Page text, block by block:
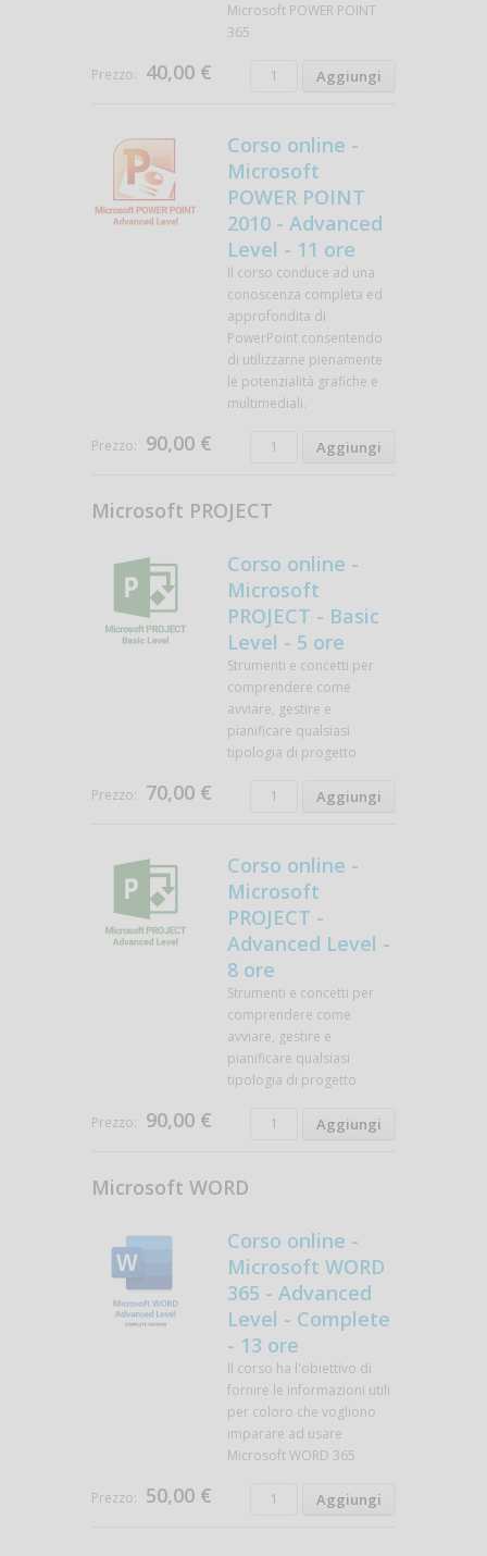
Microsoft POWER POINT
365
Prezzo: 40,00 €
Corso online -
Microsoft
POWER POINT
2010 - Advanced
Level - 11 ore
Il corso conduce ad una
conoscenza completa ed
approfondita di
PowerPoint consentendo
di utilizzarne pienamente
le potenzialità grafiche e
multimediali.
Prezzo: 90,00 €
Microsoft PROJECT
Corso online -
Microsoft
PROJECT - Basic
Level - 5 ore
Strumenti e concetti per
comprendere come
avviare, gestire e
pianificare qualsiasi
tipologia di progetto
Prezzo: 70,00 €
Corso online -
Microsoft
PROJECT -
Advanced Level -
8 ore
Strumenti e concetti per
comprendere come
avviare, gestire e
pianificare qualsiasi
tipologia di progetto
Prezzo: 90,00 €
Microsoft WORD
Corso online -
Microsoft WORD
365 - Advanced
Level - Complete
- 13 ore
Il corso ha l'obiettivo di
fornire le informazioni utili
per coloro che vogliono
imparare ad usare
Microsoft WORD 365
Prezzo: 50,00 €